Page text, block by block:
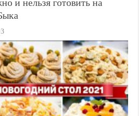
и нельзя готовить на